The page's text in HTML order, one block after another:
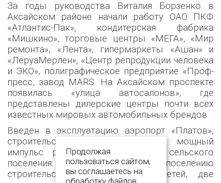
За годы руководства Виталия Борзенко в
Аксайском районе начали работу ОАО ПКФ
«Атлантис-Пак», кондитерская фабрика
«Мишкино», торговые центры «МЕГА», «Мир
ремонта», «Лента», гипермаркеты «Ашан» и
«ЛеруаМерлен», «Центр репродукции человека
и ЭКО», полиграфическое предприятие «Проф-
пресс, завод MARS. На Аксайском проспекте
появилась «улица автосалонов», где
представлены дилерские центры почти всех
известных мировых автомобильных брендов.
Введен в эксплуатацию аэропорт «Платов»,
строительство которого дало мощный
импульс развитию Грушевского сельского
поселения: оно принесло поселению
строительство водопроводных сетей, две
Продолжая
пользоваться сайтом,
вы соглашаетесь на
обработку файлов